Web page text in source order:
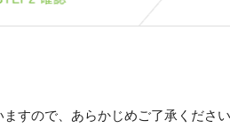
すので、あらかじめご了承くださ